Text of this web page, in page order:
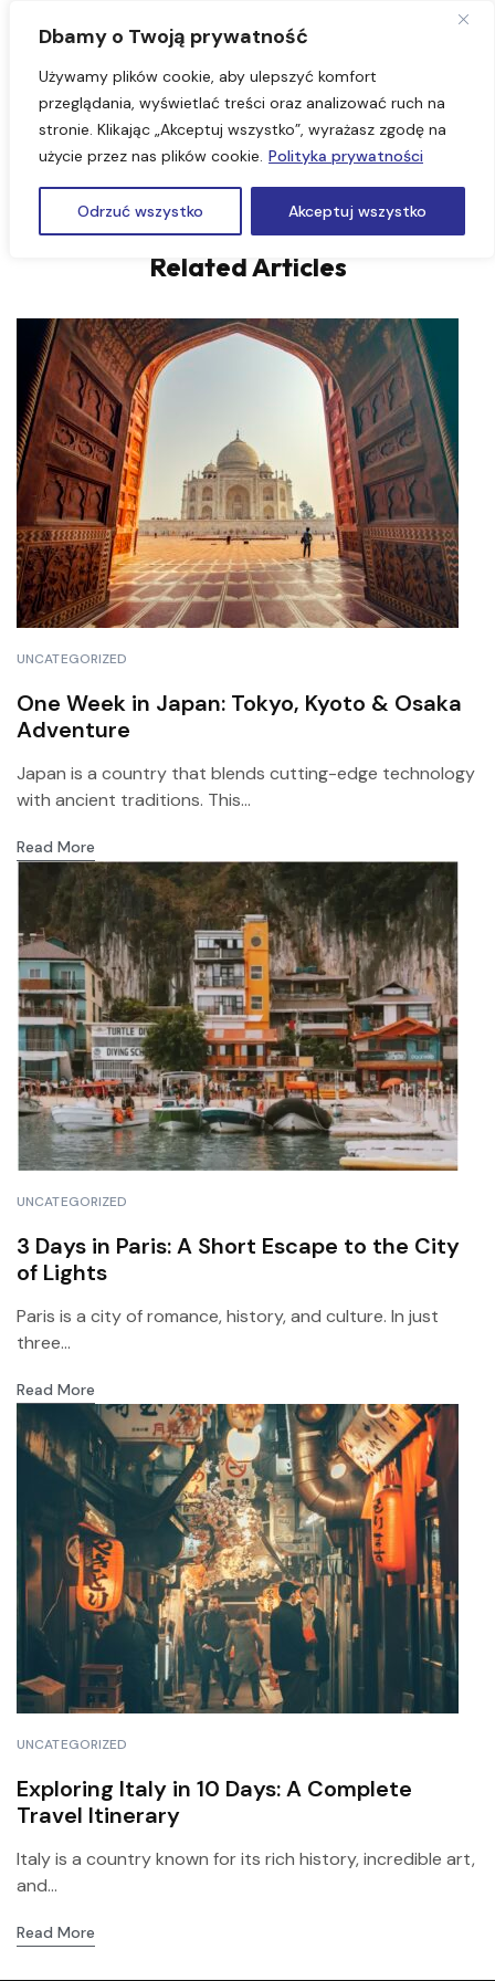
Dbamy o Twoją prywatność
Używamy plików cookie, aby ulepszyć komfort
przeglądania, wyświetlać treści oraz analizować ruch na
stronie. Klikając „Akceptuj wszystko”, wyrażasz zgodę na
użycie przez nas plików cookie. Polityka prywatności
Odrzuć wszystko Akceptuj wszystko
#6197
Related Articles
UNCATEGORIZED
One Week in Japan: Tokyo, Kyoto & Osaka
Adventure
Japan is a country that blends cutting-edge technology
with ancient traditions. This...
Read More
UNCATEGORIZED
3 Days in Paris: A Short Escape to the City
of Lights
Paris is a city of romance, history, and culture. In just
three...
Read More
UNCATEGORIZED
Exploring Italy in 10 Days: A Complete
Travel Itinerary
Italy is a country known for its rich history, incredible art,
and...
Read More